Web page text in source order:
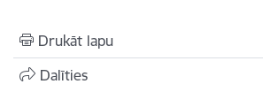
Drukāt lapu
Dalīties